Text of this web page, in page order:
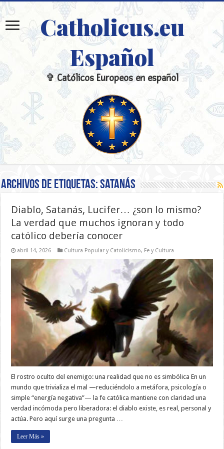
Catholicus.eu
Español
✞ Católicos Europeos en español
Archivos de etiquetas:Satanás
Diablo, Satanás, Lucifer… ¿son lo mismo?
La verdad que muchos ignoran y todo
católico debería conocer
abril 14, 2026 Cultura Popular y Catolicismo, Fe y Cultura
El rostro oculto del enemigo: una realidad que no es simbólica En un
mundo que trivializa el mal —reduciéndolo a metáfora, psicología o
simple “energía negativa”— la fe católica mantiene con claridad una
verdad incómoda pero liberadora: el diablo existe, es real, personal y
actúa. Pero aquí surge una pregunta …
Leer Más »